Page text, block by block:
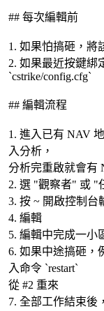
## 每次編輯前
1. 如果怕搞砸，將
2. 如果最近按鍵綁
`cstrike/config.cfg`
## 編輯流程
1. 進入已有 NAV
入分析，
分析完重啟就會有
2. 選 "觀察者" 或 "
3. 按 ~ 開啟控制台
4. 編輯
5. 編輯中完成一小
6. 如果中途搞砸，
入命令 `restart`
從 #2 重來
7. 全部工作結束後